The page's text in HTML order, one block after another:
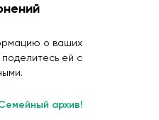
о ваших
ей с
архив!